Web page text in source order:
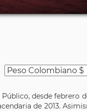
desde febrero
de 2013.